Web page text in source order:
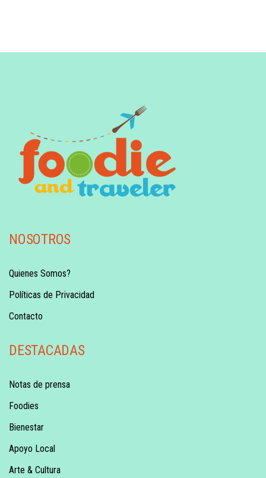
NOSOTROS
Quienes Somos?
Políticas de Privacidad
Contacto
DESTACADAS
Notas de prensa
Foodies
Bienestar
Apoyo Local
Arte & Cultura